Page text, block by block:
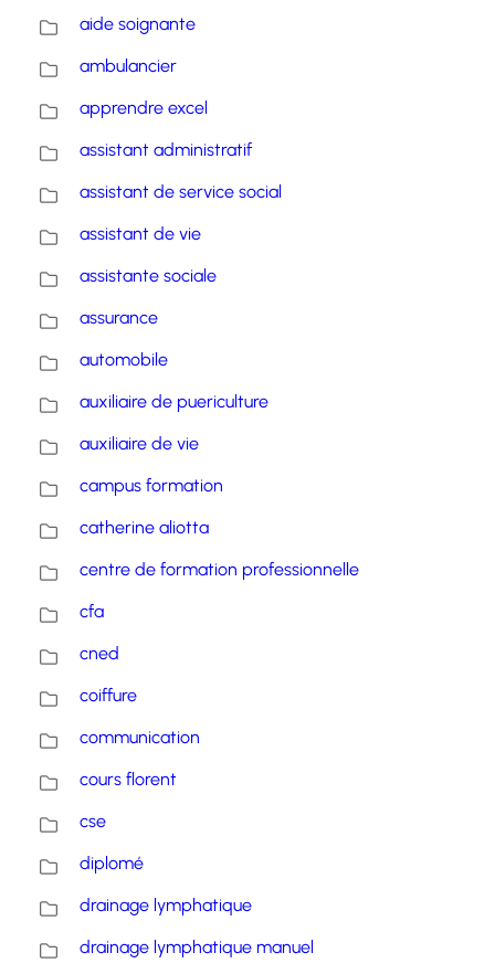
aide soignante
ambulancier
apprendre excel
assistant administratif
assistant de service social
assistant de vie
assistante sociale
assurance
automobile
auxiliaire de puericulture
auxiliaire de vie
campus formation
catherine aliotta
centre de formation professionnelle
cfa
cned
coiffure
communication
cours florent
cse
diplomé
drainage lymphatique
drainage lymphatique manuel